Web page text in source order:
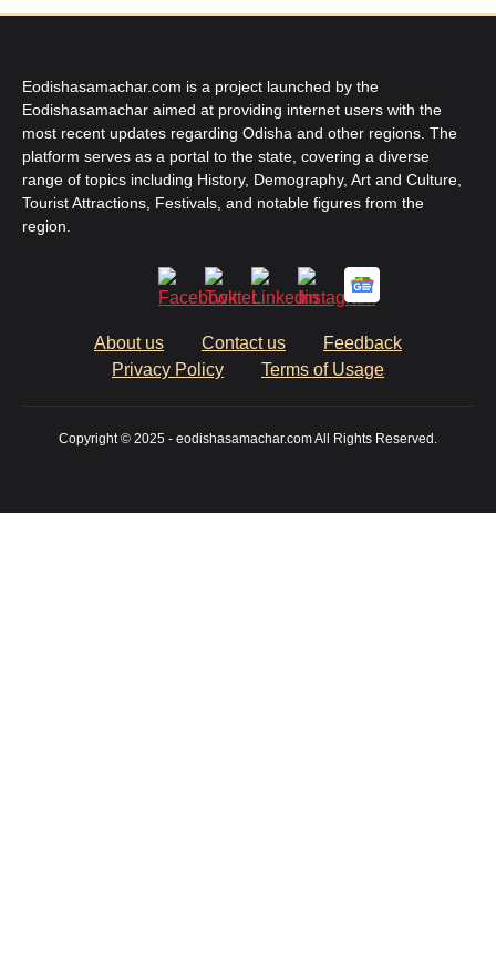
Eodishasamachar.com is a project launched by the
Eodishasamachar aimed at providing internet users with the
most recent updates regarding Odisha and other regions. The
platform serves as a portal to the state, covering a diverse
range of topics including History, Demography, Art and Culture,
Tourist Attractions, Festivals, and notable figures from the
region.
About us Contact us
Feedback
Privacy Policy
Terms of Usage
Copyright © 2025 - eodishasamachar.com All Rights Reserved.